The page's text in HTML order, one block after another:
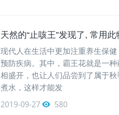
天然的“止咳王”发现了, 常用
现代人在生活中更加注重养生保
预防疾病。其中，霸王花就是一
相盛开，也让人们品尝到了属于
煮水，这样才能发
2019-09-27
580